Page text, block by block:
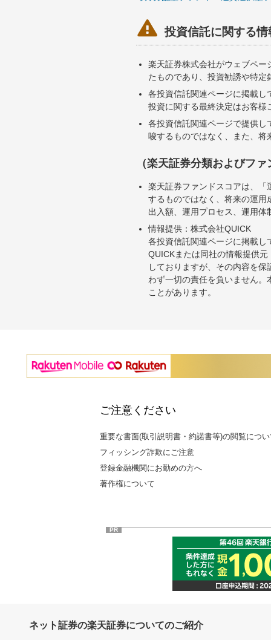
 投資信託に関する
楽天証券株式会社がウェブペ
たものであり、投資勧誘や特
各投資信託関連ページに掲載
投資に関する最終決定はお客
各投資信託関連ページで提供
唆するものではなく、また、
（楽天証券分類およびフ
楽天証券ファンドスコアは、
するものではなく、将来の運
出入額、運用プロセス、運用
情報提供：株式会社QUICK
各投資信託関連ページに掲載
QUICKまたは同社の情報提供
しておりますが、その内容を
わず一切の責任を負いません
ことがあります。
ご注意ください
重要な書面(取引説明書・約諾書等)の閲覧につ
フィッシング詐欺にご注意
登録金融機関にお勤めの方へ
著作権について
PR
ネット証券の楽天証券についてのご紹介